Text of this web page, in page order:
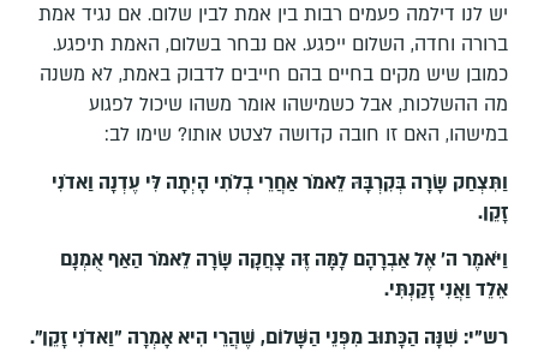
יש לנו דילמה פעמים רבות בין אמת לבין שלום. אם נגיד אמת
ברורה וחדה, השלום ייפגע. אם נבחר בשלום, האמת תיפגע.
כמובן שיש מקים בחיים בהם חייבים לדבוק באמת, לא משנה
מה ההשלכות, אבל כשמישהו אומר משהו שיכול לפגוע
במישהו, האם זו חובה קדושה לצטט אותו? שימו לב:
וַתִּצְחַק שָׂרָה בְּקִרְבָּהּ לֵאמֹר אַחֲרֵי בְלֹתִי הָיְתָה לִּי עֶדְנָה וַאדֹנִי
זָקֵן.
וַיֹּאמֶר ה' אֶל אַבְרָהָם לָמָּה זֶּה צָחֲקָה שָׂרָה לֵאמֹר הַאַף אֻמְנָם
אֵלֵד וַאֲנִי זָקַנְתִּי.
רש"י: שִׁנָּה הַכָּתוּב מִפְּנֵי הַשָּׁלוֹם, שֶׁהֲרֵי הִיא אָמְרָה "וַאדֹנִי זָקֵן".